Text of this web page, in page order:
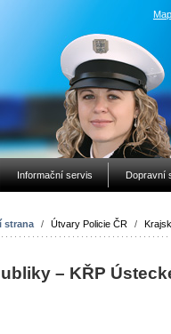
Informační servis Dopravní
strana / Útvary Policie ČR /
– KŘP